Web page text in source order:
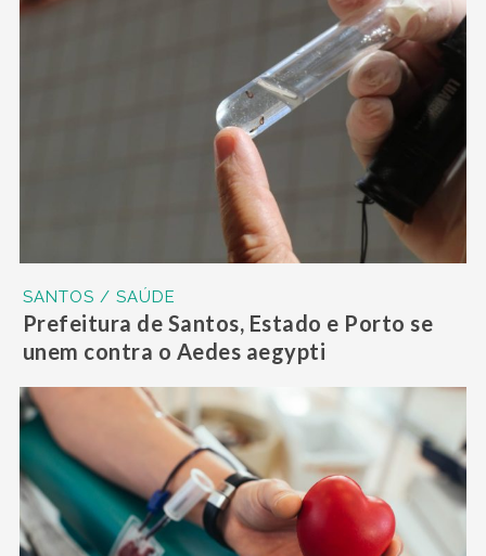
SANTOS / SAÚDE
Prefeitura de Santos, Estado e Porto se
unem contra o Aedes aegypti